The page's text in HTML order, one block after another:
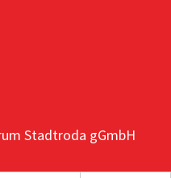
Stadtroda gGmbH